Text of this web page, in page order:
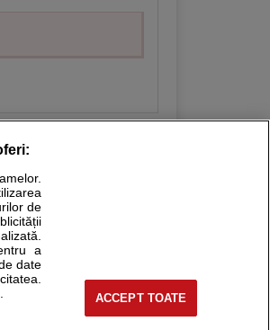
consultul medical direct si
unul dintre medicii pe care
de
a
date
ACCEPT TOATE